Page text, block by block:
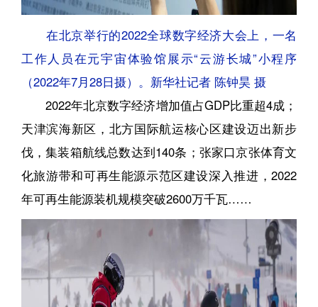
在北京举行的2022全球数字经济大会上，一名
工作人员在元宇宙体验馆展示“云游长城”小程序
（2022年7月28日摄）。新华社记者 陈钟昊 摄
2022年北京数字经济增加值占GDP比重超4成；
天津滨海新区，北方国际航运核心区建设迈出新步
伐，集装箱航线总数达到140条；张家口京张体育文
化旅游带和可再生能源示范区建设深入推进，2022
年可再生能源装机规模突破2600万千瓦……